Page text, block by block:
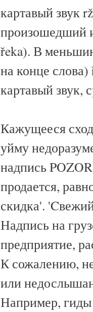
картавый звук
произошедший
řeka). В
на конце
картавый
Кажущееся
уйму
надпись
продается,
скидка'.
Надпись на
предприятие,
К сожалению,
или
Например, гиды